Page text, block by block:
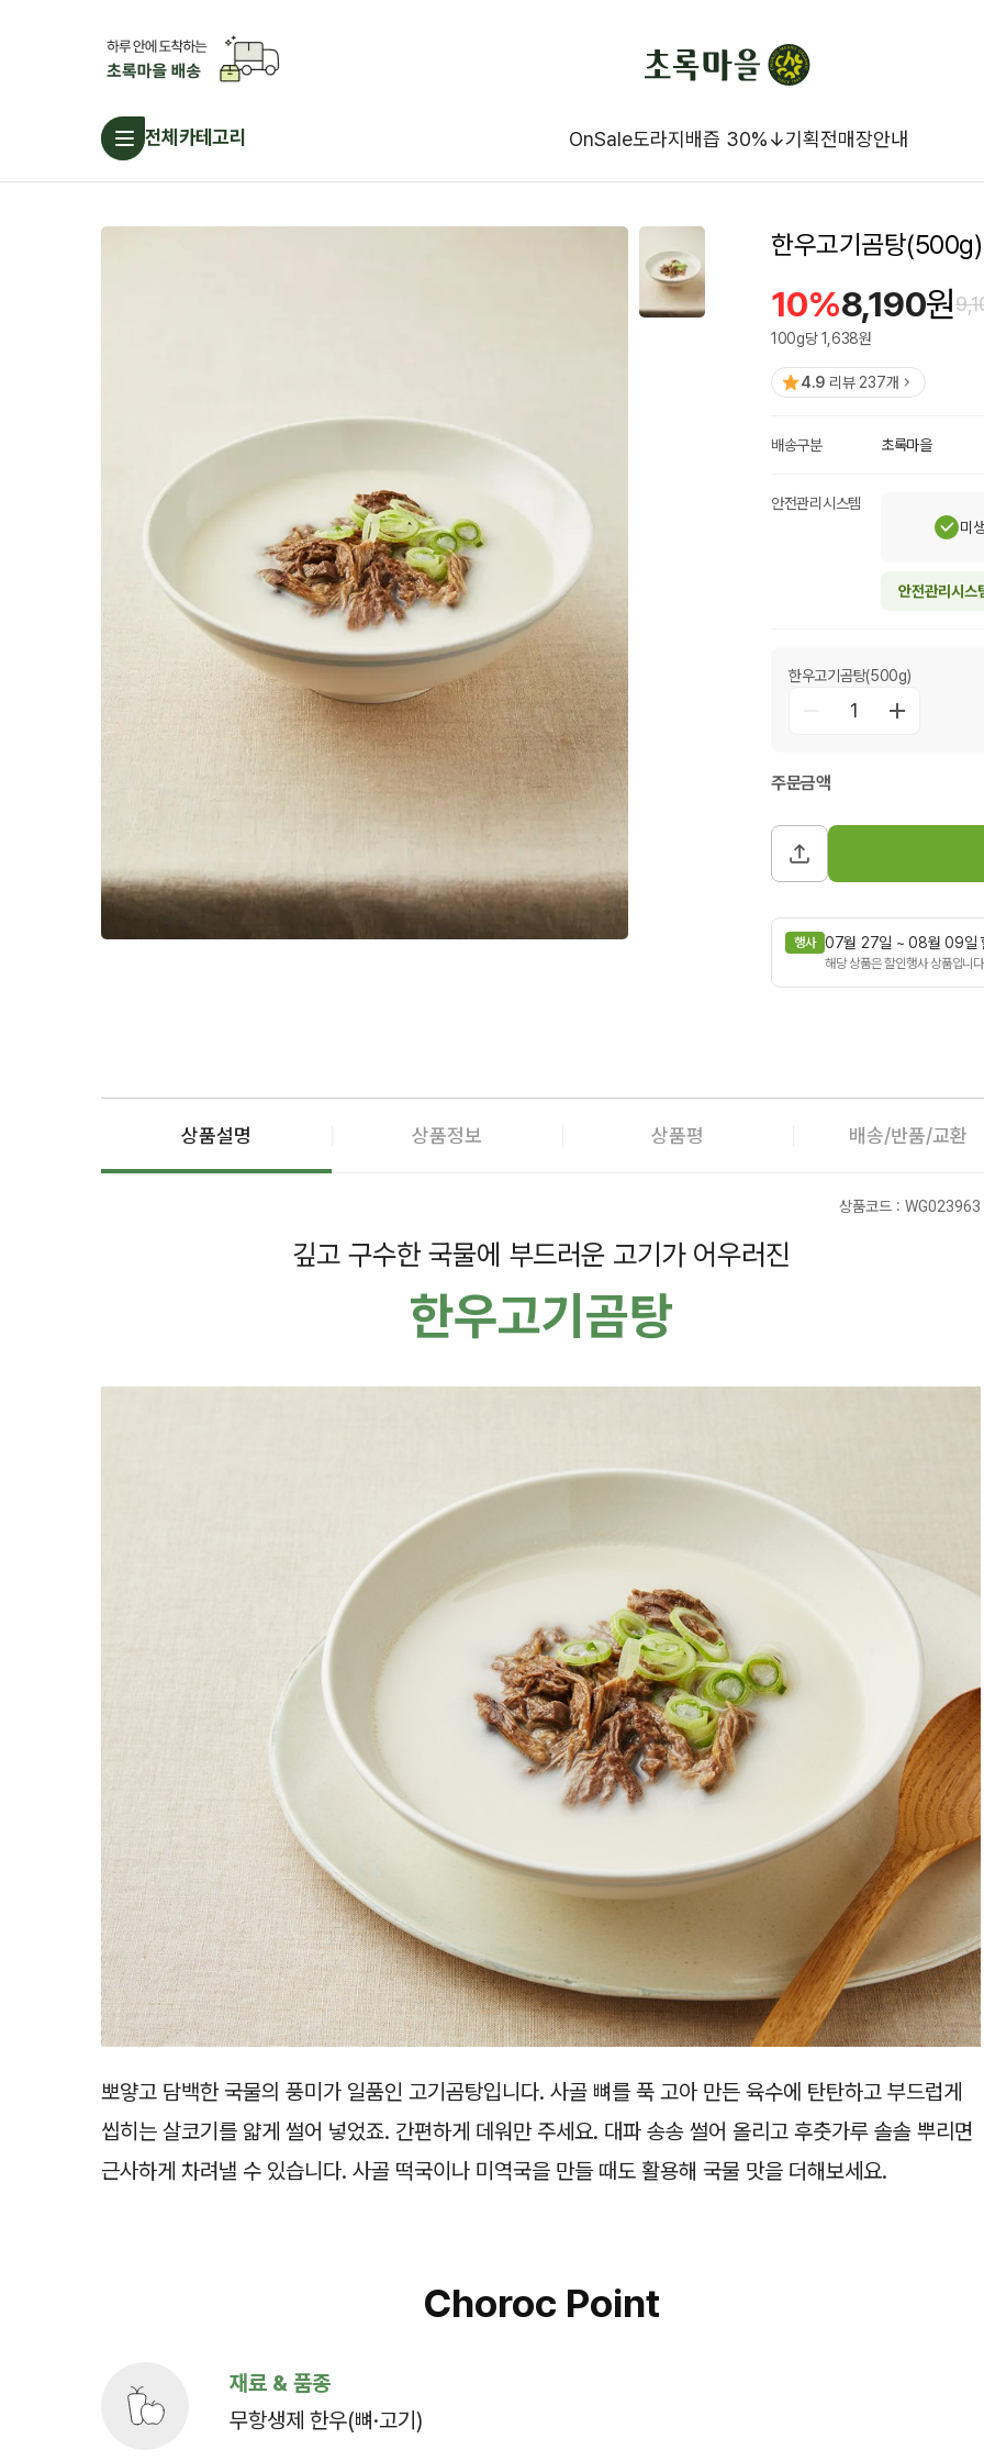
전체카테고리 OnSale도라지배즙 30%↓기획전매장안내
한우고기곰탕(500g)
10%8,190원
100g당1,638원
4.9 리뷰 237개
배송구분 초록마을
안전관리시스템
미
안전관리시스
한우고기곰탕(500g)
1
주문금액
행사 07월 27일 ~ 08월 09일
해당 상품은 할인행사 상품입니
상품설명 상품정보 상품평 배송/반품/교환
상품코드 : WG023963
깊고 구수한 국물에 부드러운 고기가 어우러진
한우고기곰탕
뽀얗고 담백한 국물의 풍미가 일품인 고기곰탕입니다. 사골 뼈를 푹 고아 만든 육수에 탄탄하고 부드럽게
씹히는 살코기를 얇게 썰어 넣었죠. 간편하게 데워만 주세요. 대파 송송 썰어 올리고 후춧가루 솔솔 뿌리면
근사하게 차려낼 수 있습니다. 사골 떡국이나 미역국을 만들 때도 활용해 국물 맛을 더해보세요.
Choroc Point
재료 & 품종
무항생제 한우(뼈·고기)